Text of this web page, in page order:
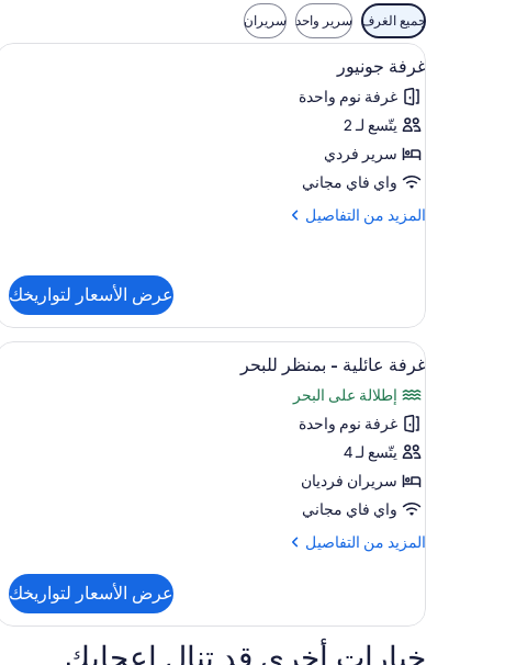
عوامل
التصفية
المتاحة
للغرف
جميع الغرف سرير واحد سريران
استعراض
جميع
صور
غرفة
جونيور
6
غرفة جونيور
غرفة نوم واحدة
يتّسع لـ 2
سرير فردي
واي فاي مجاني
المزيد من التفاصيل
المزيد
جونيور
عرض الأسعار لتواريخك
استعراض
جميع
صور
غرفة
عائلية
-
بمنظر
للبحر
4
غرفة عائلية - بمنظر للبحر
إطلالة على البحر
غرفة نوم واحدة
يتّسع لـ 4
سريران فرديان
واي فاي مجاني
المزيد من التفاصيل
المزيد
غرفة
عائلية
-
عرض الأسعار لتواريخك
خيارات أخرى قد تنال إعجابك